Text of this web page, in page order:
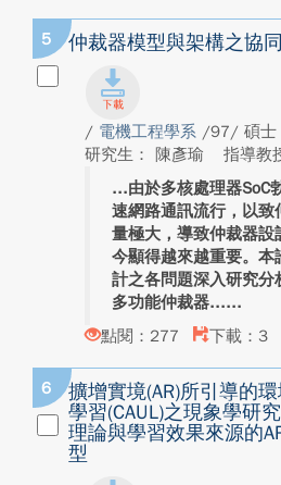
5 仲裁器模型與架構之協
/ 電機工程學系 /97/ 碩士
研究生： 陳彥瑜
指導教
由於多核處理器SoC
速網路通訊流行，以致
量極大，導致仲裁器設
今顯得越來越重要。本
計之各問題深入研究分
多功能仲裁器...
點閱：277
下載：3
6
擴增實境(AR)所引導的
學習(CAUL)之現象學研
理論與學習效果來源的
型